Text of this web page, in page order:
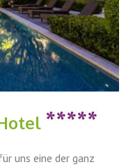
uns eine der ganz